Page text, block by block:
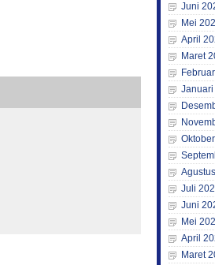
Juni
Mei
April
Maret
Januari
Juli
Juni
Mei
April
Maret